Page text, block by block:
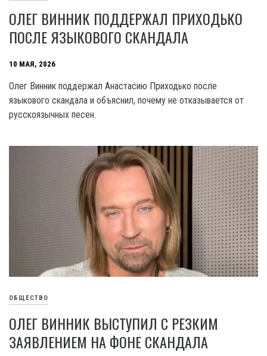
ОЛЕГ ВИННИК ПОДДЕРЖАЛ ПРИХОДЬКО
ПОСЛЕ ЯЗЫКОВОГО СКАНДАЛА
10 МАЯ, 2026
Олег Винник поддержал Анастасию Приходько после
языкового скандала и объяснил, почему не отказывается от
русскоязычных песен.
ОБЩЕСТВО
ОЛЕГ ВИННИК ВЫСТУПИЛ С РЕЗКИМ
ЗАЯВЛЕНИЕМ НА ФОНЕ СКАНДАЛА